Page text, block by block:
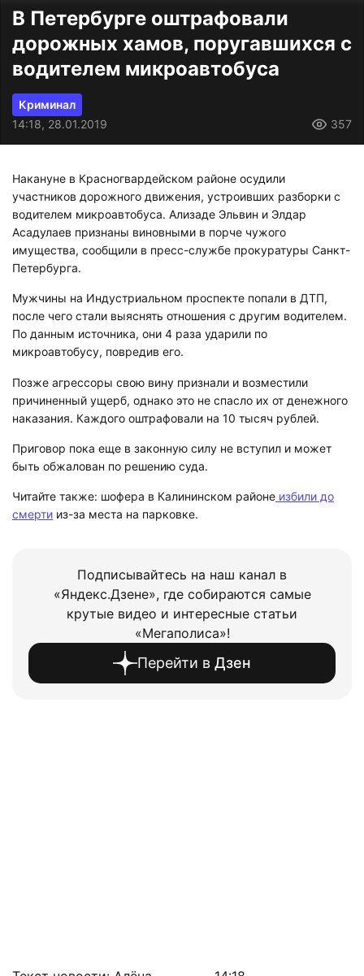
В Петербурге оштрафовали
дорожных хамов, поругавшихся с
водителем микроавтобуса
Криминал
14:18, 28.01.2019
357
Накануне в Красногвардейском районе осудили
участников дорожного движения, устроивших разборки с
водителем микроавтобуса. Ализаде Эльвин и Элдар
Асадулаев признаны виновными в порче чужого
имущества, сообщили в пресс-службе прокуратуры Санкт-
Петербурга.
Мужчины на Индустриальном проспекте попали в ДТП,
после чего стали выяснять отношения с другим водителем.
По данным источника, они 4 раза ударили по
микроавтобусу, повредив его.
Позже агрессоры свою вину признали и возместили
причиненный ущерб, однако это не спасло их от денежного
наказания. Каждого оштрафовали на 10 тысяч рублей.
Приговор пока еще в законную силу не вступил и может
быть обжалован по решению суда.
Читайте также: шофера в Калининском районе избили до
смерти из-за места на парковке.
Подписывайтесь на наш канал в
«Яндекс.Дзене», где собираются самые
крутые видео и интересные статьи
«Мегаполиса»!
Перейти в Дзен